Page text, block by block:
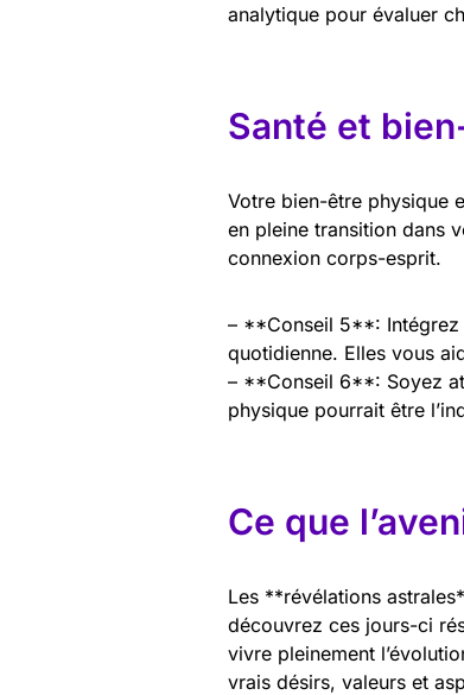
analytique pour évaluer
Santé et
Votre bien-être physique
en pleine transition dans
connexion corps-esprit.
– **Conseil 5**: Intégrez
quotidienne. Elles vous
– **Conseil 6**: Soyez
physique pourrait être
Ce que
Les **révélations
découvrez ces jours-ci
vivre pleinement
vrais désirs, valeurs et